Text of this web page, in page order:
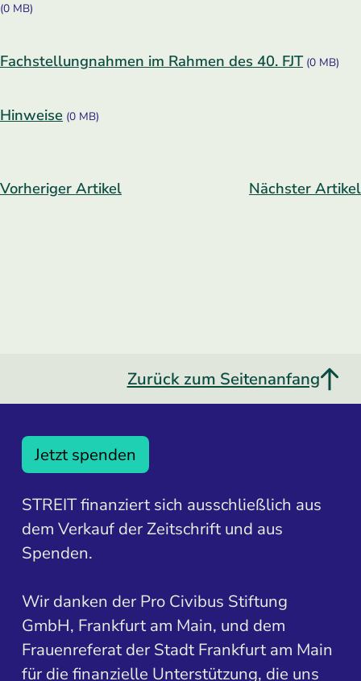
(0 MB)
Fachstellungnahmen im Rahmen des 40. FJT (0 MB)
Hinweise (0 MB)
Vorheriger Artikel Nächster Artikel
Zurück zum Seitenanfang
Jetzt spenden
STREIT finanziert sich ausschließlich aus
dem Verkauf der Zeitschrift und aus
Spenden.
Wir danken der Pro Civibus Stiftung
GmbH, Frankfurt am Main, und dem
Frauenreferat der Stadt Frankfurt am Main
für die finanzielle Unterstützung, die uns